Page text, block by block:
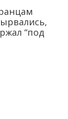
“под